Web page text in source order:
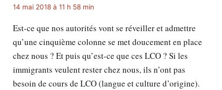
14 mai 2018 à 11 h 58 min
Est-ce que nos autorités vont se réveiller et admettre
qu’une cinquième colonne se met doucement en place
chez nous ? Et puis qu’est-ce que ces LCO ? Si les
immigrants veulent rester chez nous, ils n’ont pas
besoin de cours de LCO (langue et culture d’origine).